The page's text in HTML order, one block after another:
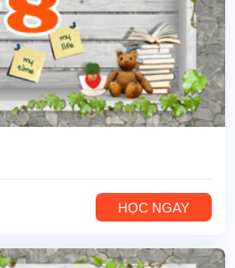
HỌC NGAY